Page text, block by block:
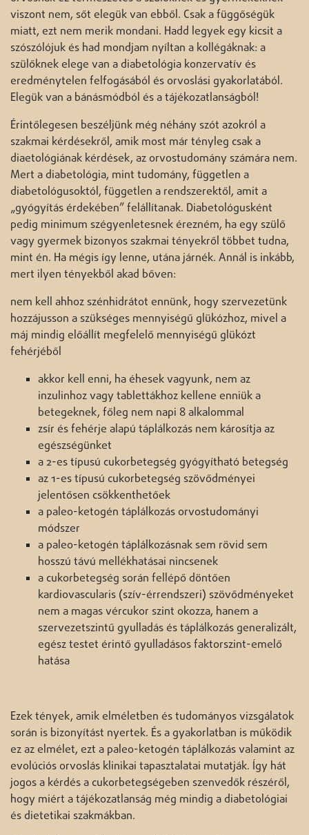
viszont nem, sőt elegük van ebből. Csak a függőségük
miatt, ezt nem merik mondani. Hadd legyek egy kicsit a
szószólójuk és had mondjam nyíltan a kollégáknak: a
szülőknek elege van a diabetológia konzervatív és
eredménytelen felfogásából és orvoslási gyakorlatából.
Elegük van a bánásmódból és a tájékozatlanságból!
Érintőlegesen beszéljünk még néhány szót azokról a
szakmai kérdésekről, amik most már tényleg csak a
diaetológiának kérdések, az orvostudomány számára nem.
Mert a diabetológia, mint tudomány, független a
diabetológusoktól, független a rendszerektől, amit a
„gyógyítás érdekében” felállítanak. Diabetológusként
pedig minimum szégyenletesnek érezném, ha egy szülő
vagy gyermek bizonyos szakmai tényekről többet tudna,
mint én. Ha mégis így lenne, utána járnék. Annál is inkább,
mert ilyen tényekből akad bőven:
nem kell ahhoz szénhidrátot ennünk, hogy szervezetünk
hozzájusson a szükséges mennyiségű glükózhoz, mivel a
máj mindig előállít megfelelő mennyiségű glükózt
fehérjéből
akkor kell enni, ha éhesek vagyunk, nem az
inzulinhoz vagy tablettákhoz kellene enniük a
betegeknek, főleg nem napi 8 alkalommal
zsír és fehérje alapú táplálkozás nem károsítja az
egészségünket
a 2-es típusú cukorbetegség gyógyítható betegség
az 1-es típusú cukorbetegség szövődményei
jelentősen csökkenthetőek
a paleo-ketogén táplálkozás orvostudományi
módszer
a paleo-ketogén táplálkozásnak sem rövid sem
hosszú távú mellékhatásai nincsenek
a cukorbetegség során fellépő döntően
kardiovascularis (szív-érrendszeri) szövődményeket
nem a magas vércukor szint okozza, hanem a
szervezetszintű gyulladás és táplálkozás generalizált,
egész testet érintő gyulladásos faktorszint-emelő
hatása
Ezek tények, amik elméletben és tudományos vizsgálatok
során is bizonyítást nyertek. És a gyakorlatban is működik
ez az elmélet, ezt a paleo-ketogén táplálkozás valamint az
evolúciós orvoslás klinikai tapasztalatai mutatják. Így hát
jogos a kérdés a cukorbetegségeben szenvedők részéről,
hogy miért a tájékozatlanság még mindig a diabetológiai
és dietetikai szakmákban.